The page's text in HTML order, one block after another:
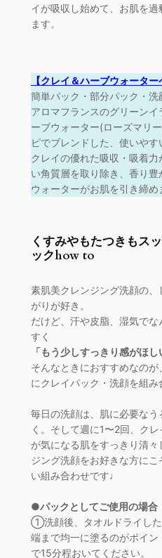
イが吸収し始めて、お肌を
ます。
【クレイ＆ハーブウォーター
簡単パック・部分パック・洗
アロマフランスのグリーン
ーブウォーター(ローズマリ
ピでブレンドした、使いやす
クレイの優れた吸収・吸着
い角質層を取り除き、香り
ウォーターがお肌を引き締め
くすみやもたつきもス
ックhow to
素肌美クレンジング洗顔の
がりが好き。
だけど、汗や皮脂、湿気で
すく
「もう少しすっきり感がほし
そんなときにおすすめなの
にクレイパック・洗顔を組み
毎日の洗顔は、肌に必要な
く。そして週に1〜2回、ク
が気になる肌をすっきり清
ジング洗顔をお好きな方に
い組み合わせです♩
●パックとしてご使用の場合
①洗顔後、タオルドライした
端まで均一に塗るのがポイ
で15分程おいてください。